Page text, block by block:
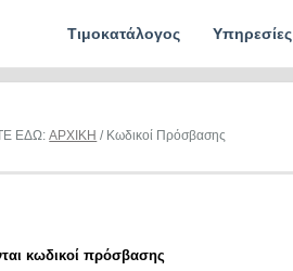
Τιμοκατάλογος Υπηρεσίες
ΕΔΩ:ΑΡΧΙΚΗ / Κωδικοί Πρόσβασης
κωδικοί πρόσβασης